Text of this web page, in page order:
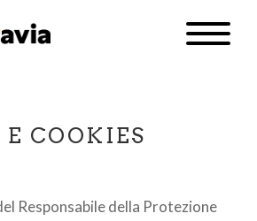
Toggle
COOKIES
Responsabile della Protezione